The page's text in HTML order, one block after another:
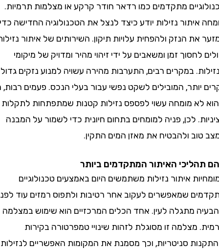
מתקדמים כמו רדאר חודר קרקע או מצלמות תרמיות.
נזילות יודע כיצד לנצל את הטכנולוגיה החדישה כדי
הנזק ולהפחית עלויות תיקון. השירותים של איתור נזילות
זמן ומשאבים על ידי זיהוי מהיר ומדויק של מיקומי
במקרים רבים, התערבות מהירה עשויה למנוע נזקים גדולים
יותר, המובילים לשקט נפשי עבור בעלי הנכס. פעמים רבות, מי
מומחה עשוי לפספס נזילות קטנות שמתפתחות לתקלות
לכן, פניה למומחים בתחום חיונית כדי לשמור על המבנה
ולהבטיח את מאזן המים התקין.
האיתור המתקדמים ביותר
איתור נזילות משתמשים היום באמצעים טכנולוגיים
שמאפשרים לעקוב אחר רטיבות ולתפוס רמזים עוד לפני
מתגלה לעין. אחד הכלים המרכזיים הוא שימוש במצלמה
זו מסוגלת לזהות שינויי טמפרטורה בקירות
סניטריות, וכך מסמנת את המקומות האפשריים לנזילות.